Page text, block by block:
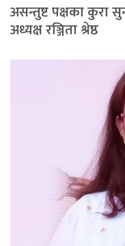
असन्तुष्ट पक्षका कुरा
अध्यक्ष रञ्जिता श्रेष्ठ